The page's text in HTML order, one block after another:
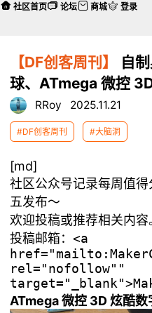
【DF创客周刊】
自
球、ATmega 微控
RRoy 2025.11.21
#DF创客周刊 #大脑洞
[md]
社区公众号记录每周值
五发布～
欢迎投稿或推荐相关内容
投稿邮箱：<a
rel="nofollow""
ATmega 微控 3D 炫酷数
社区首页 论坛 商城 登录